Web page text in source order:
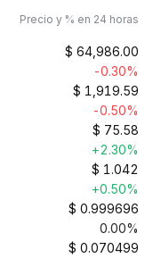
Precio y % en 24 horas
$ 64,986.00
-0.30%
$ 1,919.59
-0.50%
$ 75.58
+2.30%
$ 1.042
+0.50%
$ 0.999696
0.00%
$ 0.070499